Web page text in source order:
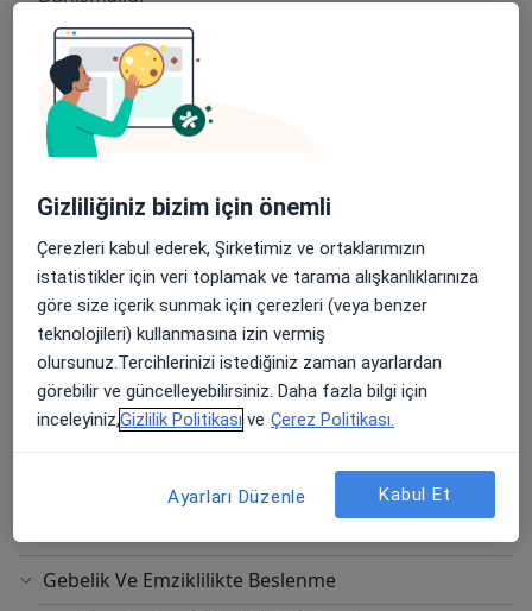
Online Diyet, İstanbul
Randevu
Diyetisyen Randevusu
Online Danışmanlık
Online Diyet, İstanbul
Randevu
Gebelik ve Beslenme
Atatürk Mh. Alemdağ Cd. Öztürk İş
Merkezi No:35 D:6, İstanbul
Ücretler Hakkında
Duygu Yağmur Dulda Sağlıklı Beslenme ve Diyet
Gebelik Ve Emziklilikte Beslenme
Gizliliğiniz bizim için önemli
Çerezleri kabul ederek, Şirketimiz ve ortaklarımızın
istatistikler için veri toplamak ve tarama alışkanlıklarınıza
göre size içerik sunmak için çerezleri (veya benzer
teknolojileri) kullanmasına izin vermiş
olursunuz.Tercihlerinizi istediğiniz zaman ayarlardan
görebilir ve güncelleyebilirsiniz. Daha fazla bilgi için
inceleyiniz,Gizlilik Politikası ve Çerez Politikası.
Ayarları Düzenle Kabul Et